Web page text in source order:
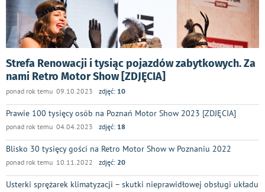
Strefa Renowacji i tysiąc pojazdów zabytkowych. Za
nami Retro Motor Show [ZDJĘCIA]
ponad rok temu 09.10.2023 zdjęć: 10
Prawie 100 tysięcy osób na Poznań Motor Show 2023 [ZDJĘCIA]
ponad rok temu 04.04.2023 zdjęć: 18
Blisko 30 tysięcy gości na Retro Motor Show w Poznaniu 2022
ponad rok temu 10.11.2022 zdjęć: 20
Usterki sprężarek klimatyzacji – skutki nieprawidłowej obsługi układu